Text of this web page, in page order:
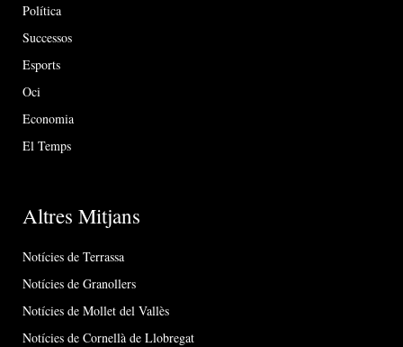
Política
Successos
Esports
Oci
Economia
El Temps
Altres Mitjans
Notícies de Terrassa
Notícies de Granollers
Notícies de Mollet del Vallès
Notícies de Cornellà de Llobregat